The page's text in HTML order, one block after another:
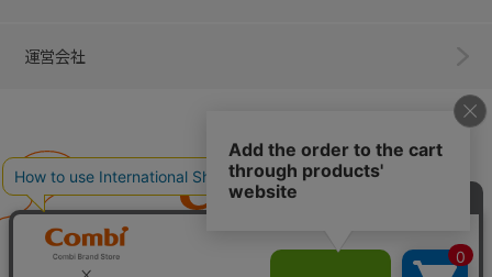
運営会社
子育てに、イノベーションを。